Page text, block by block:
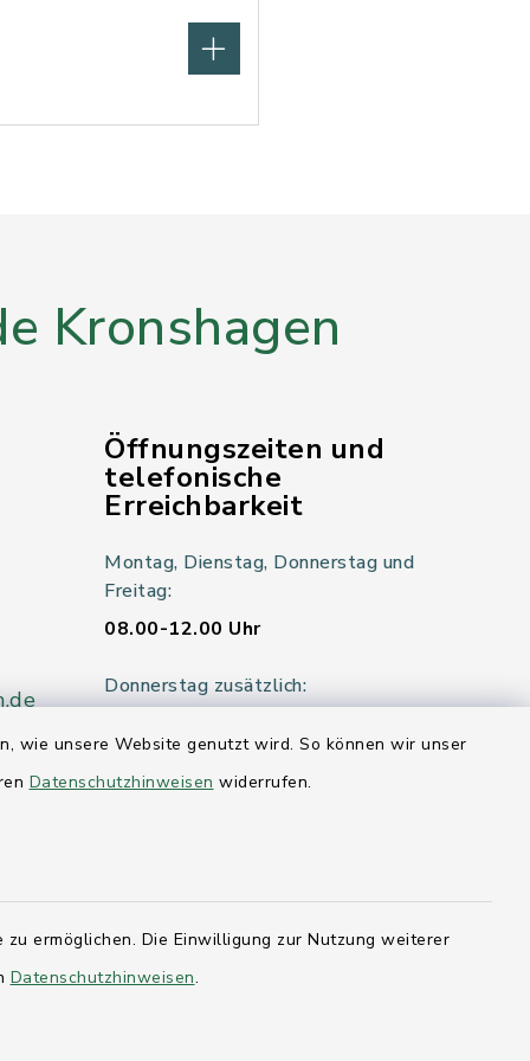
wie unsere Website genutzt wird. So können wir unser
Datenschutzhinweisen widerrufen.
ermöglichen. Die Einwilligung zur Nutzung weiterer
Datenschutzhinweisen.
Kronshagen
Öffnungszeiten und
telefonische
Erreichbarkeit
Montag, Dienstag, Donnerstag und
Freitag:
08.00-12.00 Uhr
Donnerstag zusätzlich:
Mittwoch: